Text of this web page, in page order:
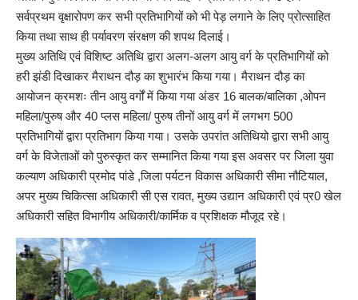
सर्वप्रथम वृक्षारोपण कर सभी प्रतिभागियों को भी पेड़ लगाने के लिए प्रोत्साहित
किया तथा साथ ही पर्यावरण संरक्षण की शपथ दिलाई।
मुख्य अतिथि एवं विशिष्ट अतिथि द्वारा अलग-अलग आयु वर्ग के प्रतिभागियों को
हरी झंडी दिखाकर मैराथन दौड़ का शुभारंभ किया गया। मैराथन दौड़ का
आयोजन क्रमशः तीन आयु वर्गों में किया गया अंडर 16 बालक/बालिका ,ओपन
महिला/पुरुष और 40 प्लस महिला/ पुरुष तीनों आयु वर्ग में लगभग 500
प्रतिभागियों द्वारा प्रतिभाग किया गया। उसके उपरांत अतिथियो द्वारा सभी आयु
वर्ग के विजेताओं को पुरुस्कृत कर सम्मानित किया गया इस अवसर पर जिला युवा
कल्याण अधिकारी प्रमोद पांडे ,जिला पर्यटन विकास अधिकारी सीमा नौटियाल,
अपर मुख्य चिकित्सा अधिकारी सी एस रावत, मुख्य उद्यान अधिकारी एवं प्र0 खेल
अधिकारी सहित विभागीय अधिकारी/कार्मिक व प्रशिक्षक मौजूद रहे।